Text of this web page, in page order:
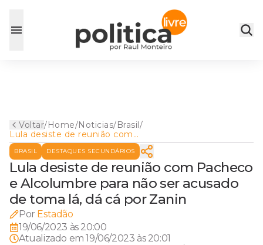
Voltar/Home/Noticias/Brasil/
Lula desiste de reunião com
Pacheco e Alcolumbre para
não ser acusado de toma lá,
dá cá por Zanin
BRASIL DESTAQUES SECUNDÁRIOS
Lula desiste de reunião com Pacheco
e Alcolumbre para não ser acusado
de toma lá, dá cá por Zanin
Por Estadão
19/06/2023 às 20:00
Atualizado em19/06/2023 às 20:01